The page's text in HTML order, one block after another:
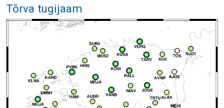
Tõrva tugijaam